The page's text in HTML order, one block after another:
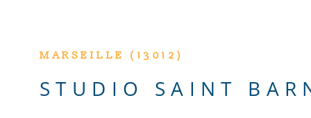
MARSEILLE (13012)
STUDIO SAINT